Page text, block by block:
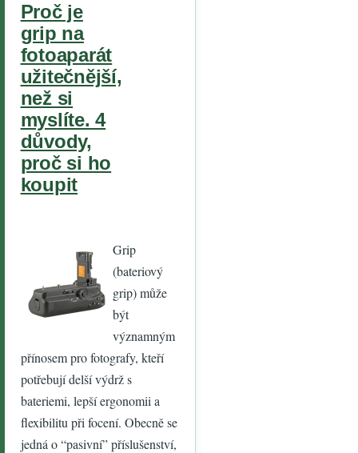
Proč je
grip na
fotoaparát
užitečnější,
než si
myslíte. 4
důvody,
proč si ho
koupit
Grip
(bateriový
grip) může
být
významným
přínosem pro fotografy, kteří
potřebují delší výdrž s
bateriemi, lepší ergonomii a
flexibilitu při focení. Obecně se
jedná o “pasivní” příslušenství,